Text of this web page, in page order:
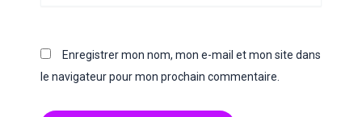
Enregistrer mon nom, mon e-mail et mon site dans
le navigateur pour mon prochain commentaire.